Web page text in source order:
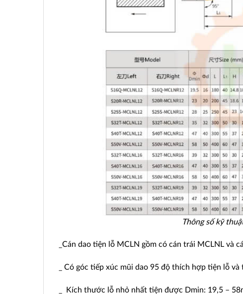
Thông số kỹ
_Cán dao tiện lỗ MCLN gồm có cán trái MCLNL và
_ Có góc tiếp xúc mũi dao 95 độ thích hợp tiện lỗ và
_ Kích thước lỗ nhỏ nhất tiện được Dmin: 19,5 –